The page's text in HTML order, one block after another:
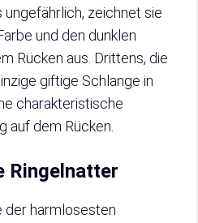
zeichnet sie
und den dunklen
Rücken aus. Drittens, die
giftige Schlange in
charakteristische
auf dem Rücken.
Ringelnatter
der harmlosesten